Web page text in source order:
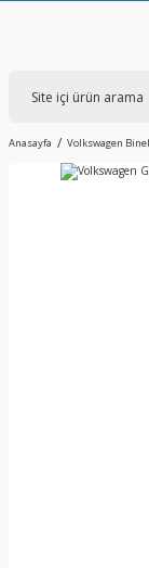
Anasayfa Volkswagen